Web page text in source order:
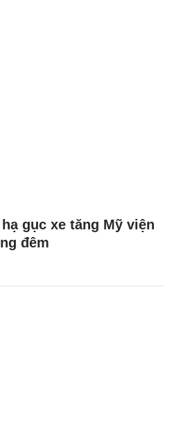
gục xe tăng Mỹ viện
đêm